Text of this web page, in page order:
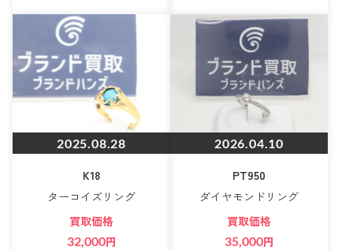
2025.08.28
K18
ターコイズリング
買取価格
32,000円
2026.04.10
PT950
ダイヤモンドリング
買取価格
35,000円